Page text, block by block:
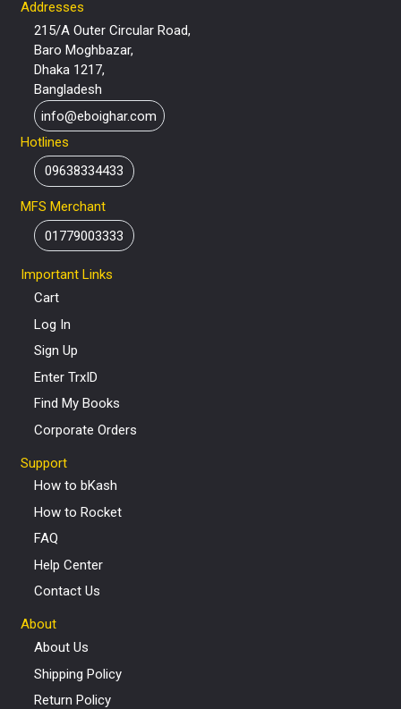
Addresses
215/A Outer Circular Road,
Baro Moghbazar,
Dhaka 1217,
Bangladesh
info@eboighar.com
Hotlines
09638334433
MFS Merchant
01779003333
Important Links
Cart
Log In
Sign Up
Enter TrxID
Find My Books
Corporate Orders
Support
How to bKash
How to Rocket
FAQ
Help Center
Contact Us
About
About Us
Shipping Policy
Return Policy